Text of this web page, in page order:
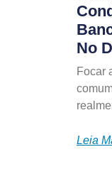
No
Focar
Leia